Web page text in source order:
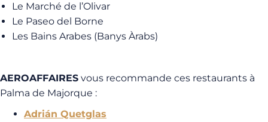
Le Marché de l’Olivar
Le Paseo del Borne
Les Bains Arabes (Banys Àrabs)
AEROAFFAIRES vous recommande ces restaurants à
Palma de Majorque :
Adrián Quetglas